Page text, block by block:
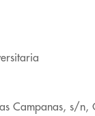
Campanas, s/